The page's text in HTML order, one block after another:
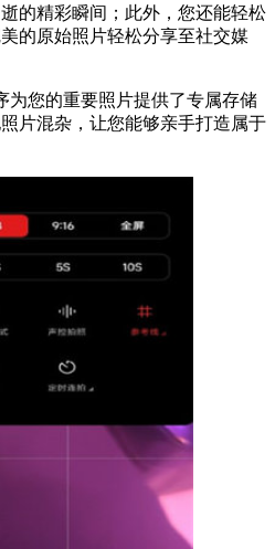
的精彩瞬间；此外，您还能轻松
的原始照片轻松分享至社交媒
为您的重要照片提供了专属存储
片混杂，让您能够亲手打造属于